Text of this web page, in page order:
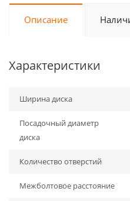
Описание
Характеристики
Ширина диска
Посадочный диаметр
диска
Количество отверстий
Межболтовое расстояние